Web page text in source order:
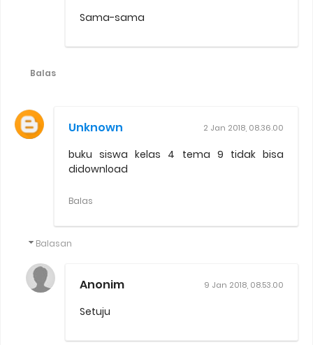
Sama-sama
Balas
Unknown 2 Jan 2018, 08.36.00
buku siswa kelas 4 tema 9 tidak bisa
didownload
Balas
Balasan
Anonim 9 Jan 2018, 08.53.00
Setuju